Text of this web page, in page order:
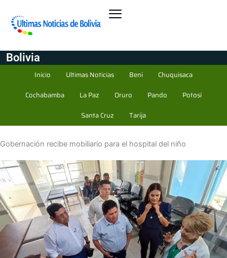
Bolivia
Inicio Ultimas Noticias Beni
Chuquisaca
Cochabamba
La Paz Oruro Pando
Potosí
Santa Cruz
Tarija
Gobernación recibe mobiliario para el hospital del niño